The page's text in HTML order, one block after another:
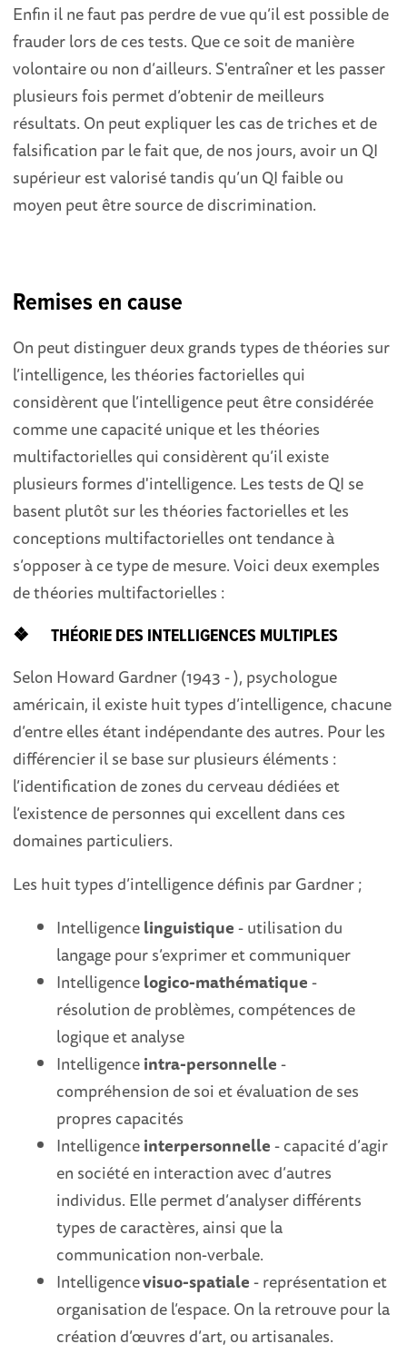
Enfin il ne faut pas perdre de vue qu’il est possible de
frauder lors de ces tests. Que ce soit de manière
volontaire ou non d’ailleurs. S'entraîner et les passer
plusieurs fois permet d’obtenir de meilleurs
résultats. On peut expliquer les cas de triches et de
falsification par le fait que, de nos jours, avoir un QI
supérieur est valorisé tandis qu’un QI faible ou
moyen peut être source de discrimination.
Remises en cause
On peut distinguer deux grands types de théories sur
l’intelligence, les théories factorielles qui
considèrent que l’intelligence peut être considérée
comme une capacité unique et les théories
multifactorielles qui considèrent qu’il existe
plusieurs formes d'intelligence. Les tests de QI se
basent plutôt sur les théories factorielles et les
conceptions multifactorielles ont tendance à
s’opposer à ce type de mesure. Voici deux exemples
de théories multifactorielles :
❖ THÉORIE DES INTELLIGENCES MULTIPLES
Selon Howard Gardner (1943 - ), psychologue
américain, il existe huit types d’intelligence, chacune
d’entre elles étant indépendante des autres. Pour les
différencier il se base sur plusieurs éléments :
l’identification de zones du cerveau dédiées et
l’existence de personnes qui excellent dans ces
domaines particuliers.
Les huit types d’intelligence définis par Gardner ;
Intelligencelinguistique- utilisation du
langage pour s’exprimer et communiquer
Intelligencelogico-mathématique-
résolution de problèmes, compétences de
logique et analyse
Intelligenceintra-personnelle-
compréhension de soi et évaluation de ses
propres capacités
Intelligenceinterpersonnelle- capacité d’agir
en société en interaction avec d’autres
individus. Elle permet d’analyser différents
types de caractères, ainsi que la
communication non-verbale.
Intelligencevisuo-spatiale- représentation et
organisation de l’espace. On la retrouve pour la
création d’œuvres d’art, ou artisanales.